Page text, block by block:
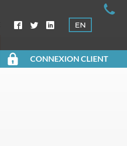
CONNEXION CLIENT
EN